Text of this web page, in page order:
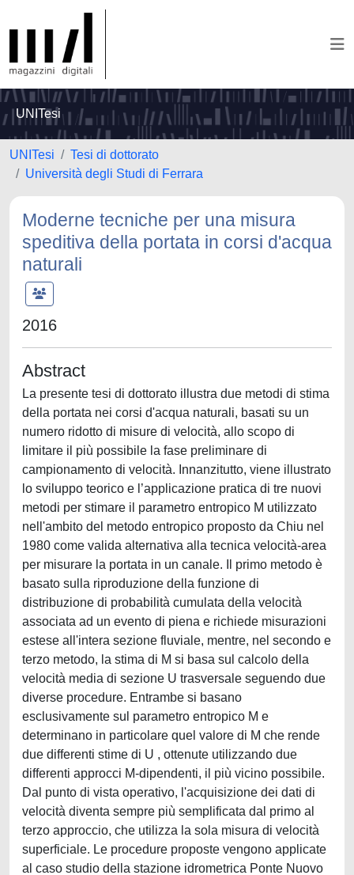
UNITesi
UNITesi
Tesi di dottorato
Università degli Studi di Ferrara
Moderne tecniche per una misura
speditiva della portata in corsi d'acqua
naturali
2016
Abstract
La presente tesi di dottorato illustra due metodi di stima
della portata nei corsi d'acqua naturali, basati su un
numero ridotto di misure di velocità, allo scopo di
limitare il più possibile la fase preliminare di
campionamento di velocità. Innanzitutto, viene illustrato
lo sviluppo teorico e l’applicazione pratica di tre nuovi
metodi per stimare il parametro entropico M utilizzato
nell'ambito del metodo entropico proposto da Chiu nel
1980 come valida alternativa alla tecnica velocità-area
per misurare la portata in un canale. Il primo metodo è
basato sulla riproduzione della funzione di
distribuzione di probabilità cumulata della velocità
associata ad un evento di piena e richiede misurazioni
estese all'intera sezione fluviale, mentre, nel secondo e
terzo metodo, la stima di M si basa sul calcolo della
velocità media di sezione U trasversale seguendo due
diverse procedure. Entrambe si basano
esclusivamente sul parametro entropico M e
determinano in particolare quel valore di M che rende
due differenti stime di U , ottenute utilizzando due
differenti approcci M-dipendenti, il più vicino possibile.
Dal punto di vista operativo, l'acquisizione dei dati di
velocità diventa sempre più semplificata dal primo al
terzo approccio, che utilizza la sola misura di velocità
superficiale. Le procedure proposte vengono applicate
al caso studio della stazione idrometrica Ponte Nuovo